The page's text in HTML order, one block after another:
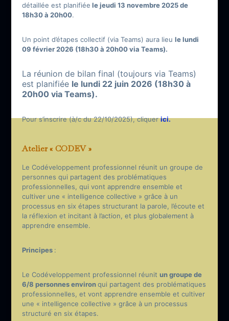
détaillée est planifiée le jeudi 13 novembre 2025 de
18h30 à 20h00.
Un point d’étapes collectif (via Teams) aura lieu le lundi
09 février 2026 (18h30 à 20h00 via Teams).
La réunion de bilan final (toujours via Teams)
est planifiée le lundi 22 juin 2026 (18h30 à
20h00 via Teams).
Pour s’inscrire (à/c du 22/10/2025), cliquerici.
Atelier « CODEV »
Le Codéveloppement professionnel réunit un groupe de
personnes qui partagent des problématiques
professionnelles, qui vont apprendre ensemble et
cultiver une « intelligence collective » grâce à un
processus en six étapes structurant la parole, l’écoute et
la réflexion et incitant à l’action, et plus globalement à
apprendre ensemble.
Principes :
Le Codéveloppement professionnel réunit un groupe de
6/8 personnes environqui partagent des problématiques
professionnelles, et vont apprendre ensemble et cultiver
une « intelligence collective » grâce à un processus
structuré en six étapes.